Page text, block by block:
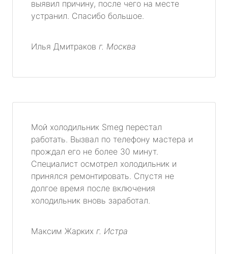
выявил причину, после чего на месте
устранил. Спасибо большое.
Илья Дмитраков г. Москва
Мой холодильник Smeg перестал
работать. Вызвал по телефону мастера и
прождал его не более 30 минут.
Специалист осмотрел холодильник и
принялся ремонтировать. Спустя не
долгое время после включения
холодильник вновь заработал.
Максим Жарких г. Истра